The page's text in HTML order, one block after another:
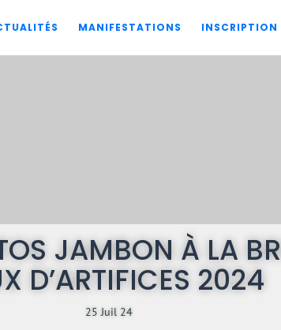
MANIFESTATIONS INSCRIPTION
JAMBON À LA
D’ARTIFICES 2024
25 Juil 24